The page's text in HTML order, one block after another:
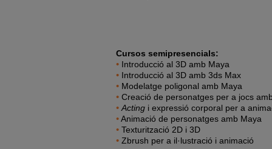
Cursos semipresencials:
• Introducció al 3D amb Maya
• Introducció al 3D amb 3ds Max
• Modelatge poligonal amb Maya
• Creació de personatges per a jocs
• Acting i expressió corporal per a
•Animació de personatges amb Maya
• Texturització 2D i 3D
• Zbrush per a il·lustració i animació